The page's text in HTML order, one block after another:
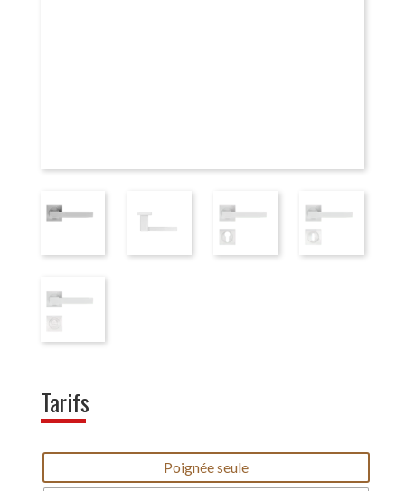
Tarifs
Poignée seule